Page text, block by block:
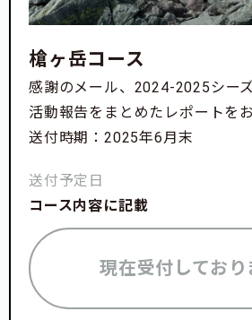
槍ヶ岳コース
感謝のメール、2024-2025シー
活動報告をまとめたレポートを
送付時期：2025年6月末
送付予定日
コース内容に記載
現在受付しており